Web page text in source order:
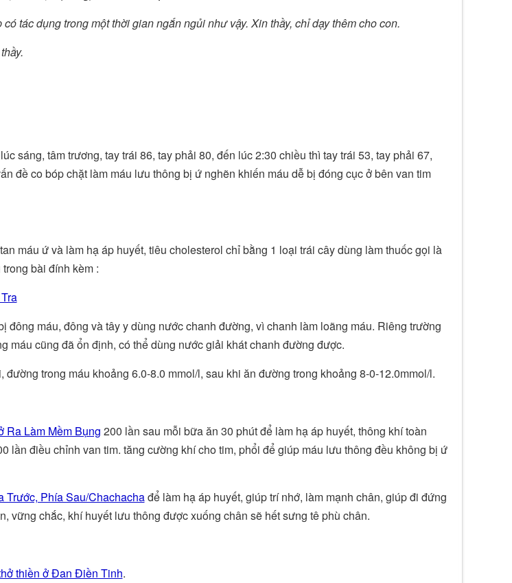
tác dụng trong một thời gian ngắn ngủi như vậy. Xin thầy, chỉ dạy thêm cho con.
sáng, tâm trương, tay trái 86, tay phải 80, đến lúc 2:30 chiều thì tay trái 53, tay phải 67,
đề co bóp chặt làm máu lưu thông bị ứ nghẽn khiến máu dễ bị đóng cục ở bên van tim
máu ứ và làm hạ áp huyết, tiêu cholesterol chỉ bằng 1 loại trái cây dùng làm thuốc gọi là
bài đính kèm :
đông máu, đông và tây y dùng nước chanh đường, vì chanh làm loãng máu. Riêng trường
máu cũng đã ổn định, có thể dùng nước giải khát chanh đường được.
đường trong máu khoảng 6.0-8.0 mmol/l, sau khi ăn đường trong khoảng 8-0-12.0mmol/l.
Ra Làm Mềm Bụng 200 lần sau mỗi bữa ăn 30 phút để làm hạ áp huyết, thông khí toàn
lần điều chỉnh van tim. tăng cường khí cho tim, phổi để giúp máu lưu thông đều không bị ứ
Trước, Phía Sau/Chachachađể làm hạ áp huyết, giúp trí nhớ, làm mạnh chân, giúp đi đứng
vững chắc, khí huyết lưu thông được xuống chân sẽ hết sưng tê phù chân.
thiền ở Đan Điền Tinh.